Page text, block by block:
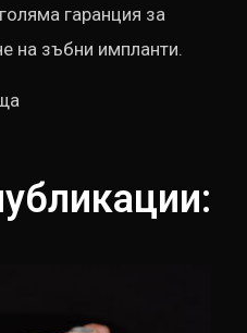
гаранция за
на зъбни импланти.